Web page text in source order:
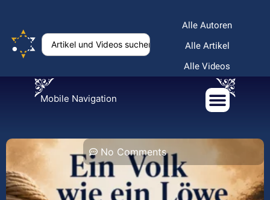
Alle Autoren
Alle Artikel
Alle Videos
Mobile Navigation
No Comments